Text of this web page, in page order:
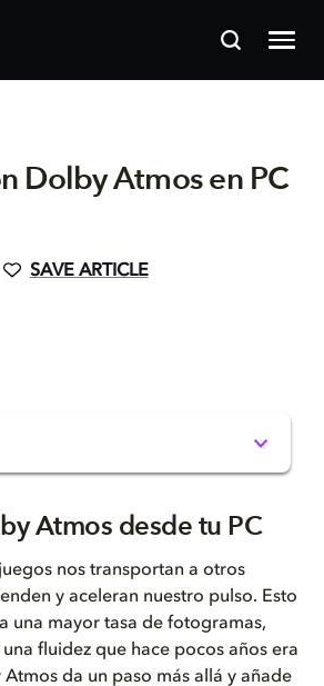
Dolby Atmos en PC
SAVE ARTICLE
de jugar, a tu...
Dolby Access p...
Atmos desde tu PC
nos transportan a otros
y aceleran nuestro pulso. Esto
una mayor tasa de fotogramas,
fluidez que hace pocos años era
da un paso más allá y añade